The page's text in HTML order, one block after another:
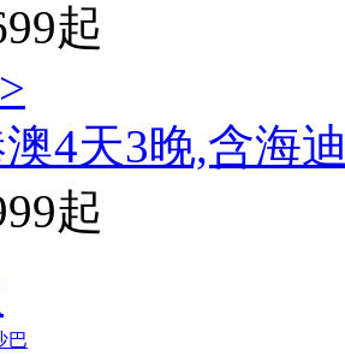
起
4天3晚,含海
起
巴